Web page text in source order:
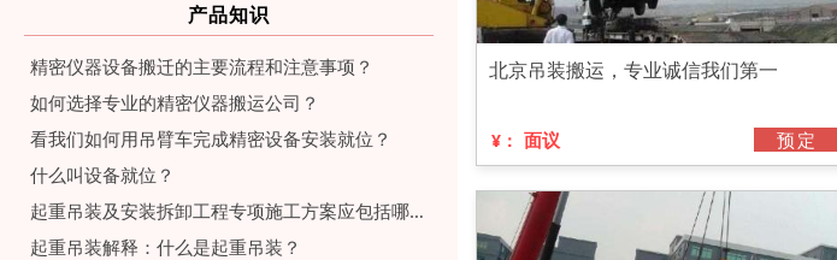
产品知识
精密仪器设备搬迁的主要流程和注意事项？
如何选择专业的精密仪器搬运公司？
看我们如何用吊臂车完成精密设备安装就位？
什么叫设备就位？
起重吊装及安装拆卸工程专项施工方案应包括哪些内容？
起重吊装解释：什么是起重吊装？
北京吊装搬运，专业诚信我们第一
¥： 面议 预定